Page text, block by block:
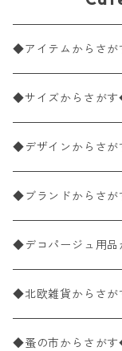
◆アイテムからさ
ペーパーナプキン2
ペーパーナプキン1
ペーパーナプキン20
ペーパーナプキン
ライスペーパー
ペーパーリネンナプ
◆サイズからさが
33×33cm（ランチサ
バラ売り
パック売り
25×25cm（カクテル
バラ売り
パック売り
40×40cm（ディナ
バラ売り
パック売り
21×21cm（ポケット
バラ売り
33cm（ラウンド）
◆デザインからさ
花柄
植物・グリーン柄
動物・鳥・昆虫・蝶
海・魚柄
◆ブランドからさ
ドイツ製 IHR/イア
ランチサイズ
カクテルサイズ
ドイツ製 Ambiente/
ランチサイズ
ドイツ製
◆デコパージュ用
デコパージュ液
デコパージュ下地
◆北欧雑貨からさ
シリコンモールド
◆蚤の市からさが